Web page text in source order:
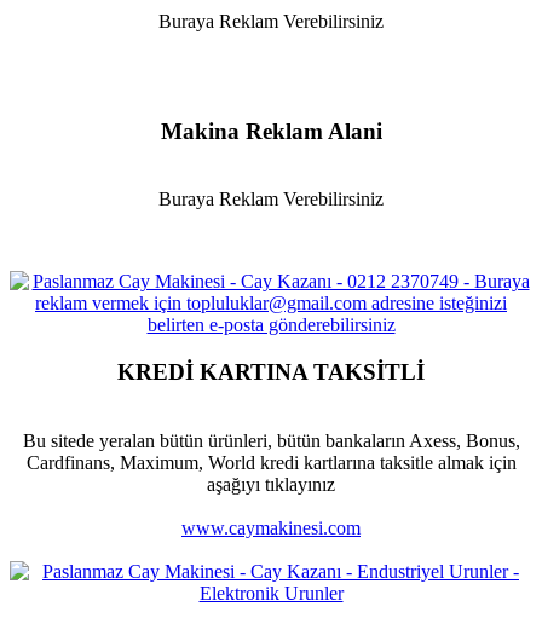
Buraya Reklam Verebilirsiniz
Makina Reklam Alani
Buraya Reklam Verebilirsiniz
KREDİ KARTINA TAKSİTLİ
Bu sitede yeralan bütün ürünleri, bütün bankaların Axess, Bonus,
Cardfinans, Maximum, World kredi kartlarına taksitle almak için
aşağıyı tıklayınız
www.caymakinesi.com